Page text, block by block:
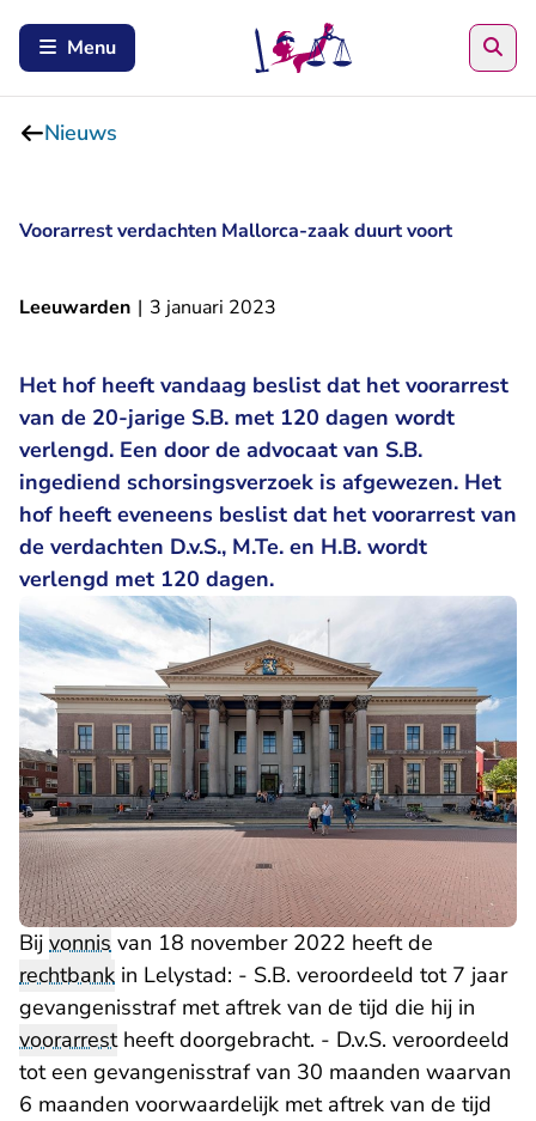
Menu
Nieuws
Voorarrest verdachten Mallorca-zaak duurt voort
Leeuwarden | 3 januari 2023
Het hof heeft vandaag beslist dat het voorarrest
van de 20-jarige S.B. met 120 dagen wordt
verlengd. Een door de advocaat van S.B.
ingediend schorsingsverzoek is afgewezen. Het
hof heeft eveneens beslist dat het voorarrest van
de verdachten D.v.S., M.Te. en H.B. wordt
verlengd met 120 dagen.
Bij vonnis van 18 november 2022 heeft de
rechtbank in Lelystad: - S.B. veroordeeld tot 7 jaar
gevangenisstraf met aftrek van de tijd die hij in
voorarrestheeft doorgebracht. - D.v.S. veroordeeld
tot een gevangenisstraf van 30 maanden waarvan
6 maanden voorwaardelijk met aftrek van de tijd